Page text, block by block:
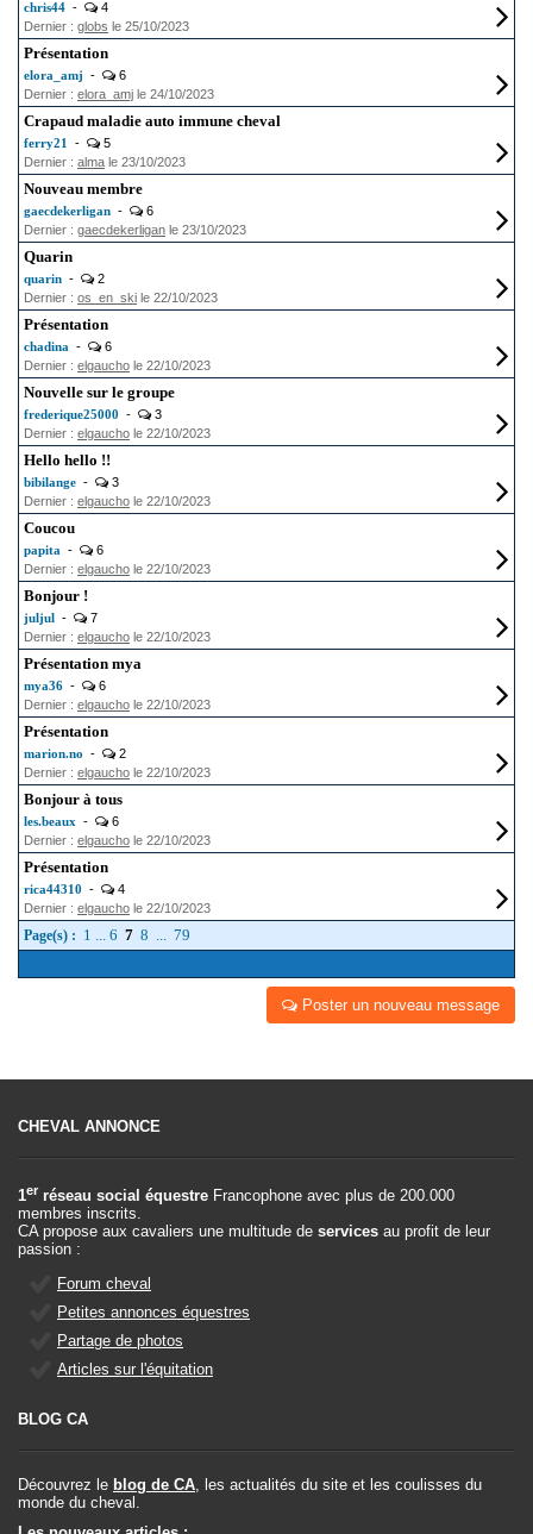
chris44 -
4
Dernier : globs le 25/10/2023
Présentation
elora_amj -
6
Dernier : elora_amj le 24/10/2023
Crapaud maladie auto immune cheval
ferry21 -
5
Dernier : alma le 23/10/2023
Nouveau membre
gaecdekerligan -
6
Dernier : gaecdekerligan le 23/10/2023
Quarin
quarin -
2
Dernier : os_en_ski le 22/10/2023
Présentation
chadina -
6
Dernier : elgaucho le 22/10/2023
Nouvelle sur le groupe
frederique25000 -
3
Dernier : elgaucho le 22/10/2023
Hello hello !!
bibilange -
3
Dernier : elgaucho le 22/10/2023
Coucou
papita -
6
Dernier : elgaucho le 22/10/2023
Bonjour !
juljul -
7
Dernier : elgaucho le 22/10/2023
Présentation mya
mya36 -
6
Dernier : elgaucho le 22/10/2023
Présentation
marion.no -
2
Dernier : elgaucho le 22/10/2023
Bonjour à tous
les.beaux -
6
Dernier : elgaucho le 22/10/2023
Présentation
rica44310 -
4
Dernier : elgaucho le 22/10/2023
Page(s) : 1 ... 6 7 8 ... 79
Poster un nouveau message
CHEVAL ANNONCE
1er réseau social équestre Francophone avec plus de 200.000
membres inscrits.
CA propose aux cavaliers une multitude de services au profit de leur
passion :
Forum cheval
Petites annonces équestres
Partage de photos
Articles sur l'équitation
BLOG CA
Découvrez le blog de CA, les actualités du site et les coulisses du
monde du cheval.